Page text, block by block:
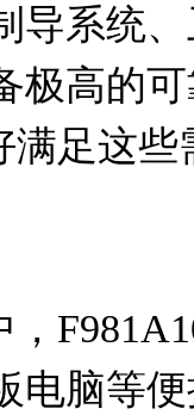
导系统
极高的
满足这些
电脑等